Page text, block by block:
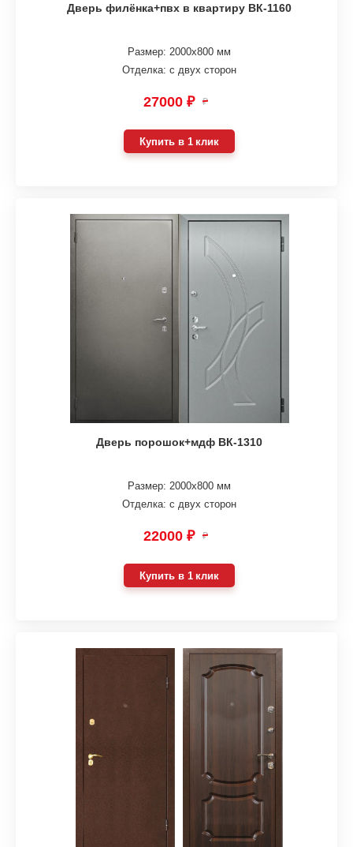
Дверь филёнка+пвх в квартиру ВК-1160
Размер: 2000х800 мм
Отделка: с двух сторон
27000 ₽ ₽
Купить в 1 клик
Дверь порошок+мдф ВК-1310
Размер: 2000х800 мм
Отделка: с двух сторон
22000 ₽ ₽
Купить в 1 клик